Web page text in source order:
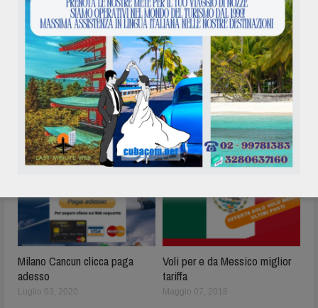
Alessandro Sammuri
Related posts
Milano Cancun clicca paga
adesso
Luglio 03, 2020
Voli per e da Messico miglior
tariffa
Maggio 07, 2018